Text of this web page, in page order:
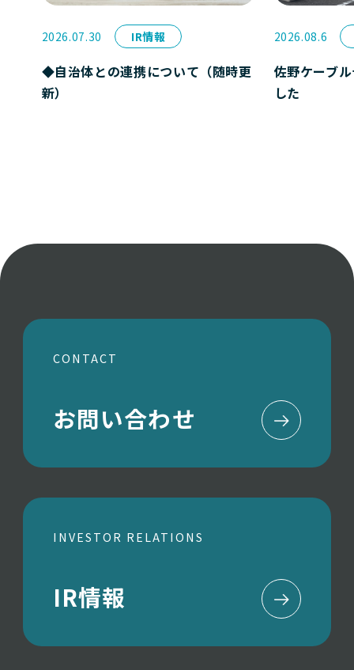
2026.07.30 IR情報
◆自治体との連携について（随時更
新）
2026.08.6
佐野ケーブ
した
CONTACT
お問い合わせ
INVESTOR RELATIONS
IR情報